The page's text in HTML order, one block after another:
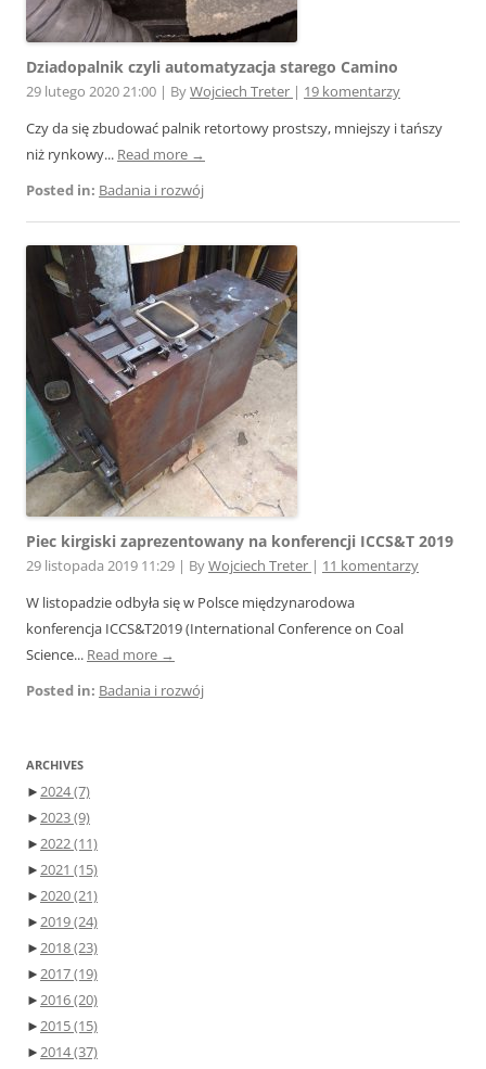
Dziadopalnik czyli automatyzacja starego Camino
29 lutego 2020 21:00 | ByWojciech Treter | 19 komentarzy
Czy da się zbudować palnik retortowy prostszy, mniejszy i tańszy
niż rynkowy... Read more →
Posted in: Badania i rozwój
Piec kirgiski zaprezentowany na konferencji ICCS&T 2019
29 listopada 2019 11:29 | ByWojciech Treter | 11 komentarzy
W listopadzie odbyła się w Polsce międzynarodowa
konferencja ICCS&T2019 (International Conference on Coal
Science... Read more →
Posted in: Badania i rozwój
ARCHIVES
►2024(7)
►2023(9)
►2022(11)
►2021 (15)
►2020(21)
►2019(24)
►2018(23)
►2017(19)
►2016(20)
►2015(15)
►2014(37)